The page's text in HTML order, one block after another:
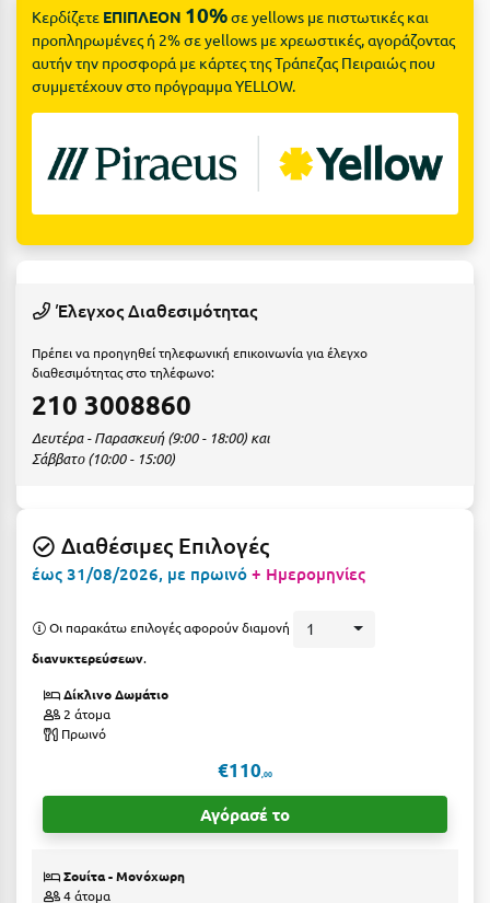
Βυτίνα
Γ
Γαλαξiδι
Γλυφάδα
Γύθειο
Δελφοί
Διακοπτό
Ε
Ελάτη Αρκαδίας
Ελούντα Κρήτης
Ερμιόνη
Ευρυτανία
Δες όλες τις προσφορές
Δες όλα τα πακέτα διακοπών
Κερδίζετε ΕΠΙΠΛΕΟΝ 10%σε yellows με πιστωτικές και
προπληρωμένες ή 2% σε yellows με χρεωστικές, αγοράζοντας
αυτήν την προσφορά με κάρτες της Τράπεζας Πειραιώς που
συμμετέχουν στο πρόγραμμα YELLOW.
Έλεγχος Διαθεσιμότητας
Πρέπει να προηγηθεί τηλεφωνική επικοινωνία για έλεγχο
διαθεσιμότητας στο τηλέφωνο:
210 3008860
Δευτέρα - Παρασκευή (9:00 - 18:00) και
Σάββατο (10:00 - 15:00)
Διαθέσιμες Επιλογές
έως 31/08/2026, με πρωινό + Ημερομηνίες
Οι παρακάτω επιλογές αφορούν διαμονή 1
διανυκτερεύσεων.
Δίκλινο Δωμάτιο
2 άτομα
Πρωινό
€110 ,00
Αγόρασέ το
Σουίτα - Μονόχωρη
4 άτομα